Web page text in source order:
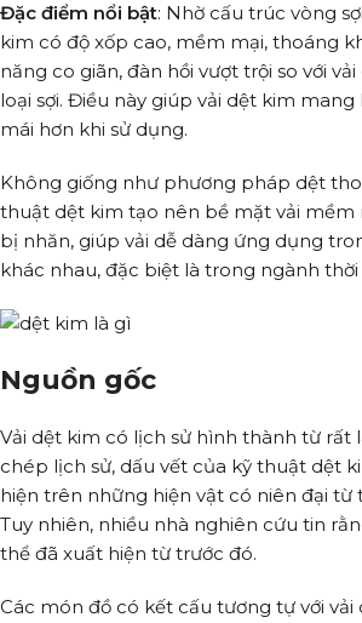
Đặc điểm nổi bật: Nhờ cấu trúc vòng
kim có độ xốp cao, mềm mại, thoáng
năng co giãn, đàn hồi vượt trội so với
loại sợi. Điều này giúp vải dệt kim
mái hơn khi sử dụng.
Không giống như phương pháp dệt
thuật dệt kim tạo nên bề mặt vải mềm
bị nhăn, giúp vải dễ dàng ứng dụng
khác nhau, đặc biệt là trong ngành
Nguồn gốc
Vải dệt kim có lịch sử hình thành từ rất
chép lịch sử, dấu vết của kỹ thuật dệt
hiện trên những hiện vật có niên đại từ
Tuy nhiên, nhiều nhà nghiên cứu tin
thể đã xuất hiện từ trước đó.
Các món đồ có kết cấu tương tự với vải